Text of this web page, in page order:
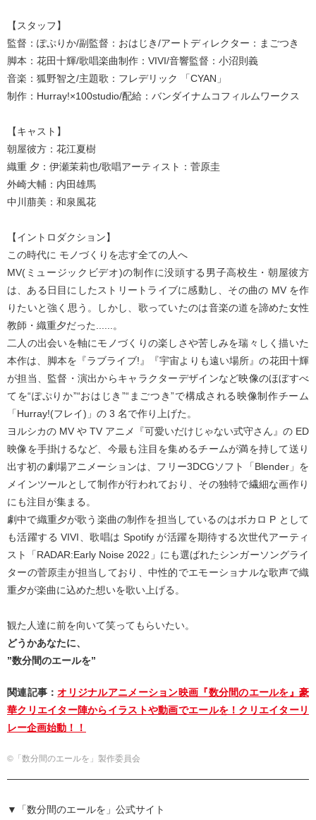
【スタッフ】
監督：ぽぷりか/副監督：おはじき/アートディレクター：まごつき
脚本：花田十輝/歌唱楽曲制作：VIVI/音響監督：小沼則義
音楽：狐野智之/主題歌：フレデリック 「CYAN」
制作：Hurray!×100studio/配給：バンダイナムコフィルムワークス
【キャスト】
朝屋彼方：花江夏樹
織重 夕：伊瀬茉莉也/歌唱アーティスト：菅原圭
外崎大輔：内田雄馬
中川萠美：和泉風花
【イントロダクション】
この時代に モノづくりを志す全ての人へ
MV(ミュージックビデオ)の制作に没頭する男子高校生・朝屋彼方
は、ある日目にしたストリートライブに感動し、その曲の MV を作
りたいと強く思う。しかし、歌っていたのは音楽の道を諦めた女性
教師・織重夕だった......。
二人の出会いを軸にモノづくりの楽しさや苦しみを瑞々しく描いた
本作は、脚本を『ラブライブ!』『宇宙よりも遠い場所』の花田十輝
が担当、監督・演出からキャラクターデザインなど映像のほぼすべ
てを“ぽぷりか”“おはじき”“まごつき”で構成される映像制作チーム
「Hurray!(フレイ)」の 3 名で作り上げた。
ヨルシカの MV や TV アニメ『可愛いだけじゃない式守さん』の ED
映像を手掛けるなど、今最も注目を集めるチームが満を持して送り
出す初の劇場アニメーションは、フリー3DCGソフト「Blender」を
メインツールとして制作が行われており、その独特で繊細な画作り
にも注目が集まる。
劇中で織重夕が歌う楽曲の制作を担当しているのはボカロ P として
も活躍する VIVI、歌唱は Spotify が活躍を期待する次世代アーティ
スト「RADAR:Early Noise 2022」にも選ばれたシンガーソングライ
ターの菅原圭が担当しており、中性的でエモーショナルな歌声で織
重夕が楽曲に込めた想いを歌い上げる。
観た人達に前を向いて笑ってもらいたい。
どうかあなたに、
”数分間のエールを”
関連記事：オリジナルアニメーション映画『数分間のエールを』豪
華クリエイター陣からイラストや動画でエールを！クリエイターリ
レー企画始動！！
©「数分間のエールを」製作委員会
▼「数分間のエールを」公式サイト